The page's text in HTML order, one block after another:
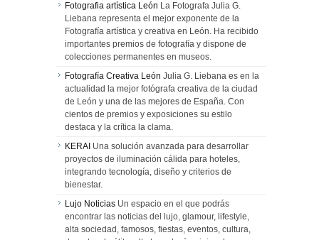
Fotografia artística León La Fotografa Julia G.
Liebana representa el mejor exponente de la
Fotografía artística y creativa en León. Ha recibido
importantes premios de fotografía y dispone de
colecciones permanentes en museos.
Fotografía Creativa León Julia G. Liebana es en la
actualidad la mejor fotógrafa creativa de la ciudad
de León y una de las mejores de España. Con
cientos de premios y exposiciones su estilo
destaca y la crítica la clama.
KERAI Una solución avanzada para desarrollar
proyectos de iluminación cálida para hoteles,
integrando tecnología, diseño y criterios de
bienestar.
Lujo Noticias Un espacio en el que podrás
encontrar las noticias del lujo, glamour, lifestyle,
alta sociedad, famosos, fiestas, eventos, cultura,